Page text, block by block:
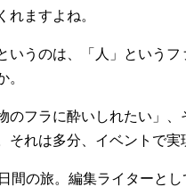
れますよね。
いうのは、「人」という
。
のフラに酔いしれたい」
それは多分、イベントで実
間の旅。編集ライターと